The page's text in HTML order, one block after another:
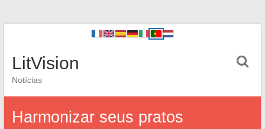
LitVision
Notícias
Harmonizar seus pratos